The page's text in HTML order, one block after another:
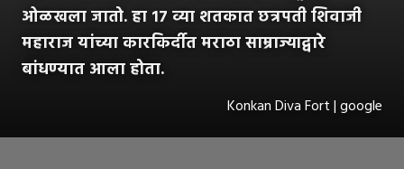
ओळखला जातो. हा १७ व्या शतकात छत्रपती शिवाजी
महाराज यांच्या कारकिर्दीत मराठा साम्राज्याद्वारे
बांधण्यात आला होता.
Konkan Diva Fort | google